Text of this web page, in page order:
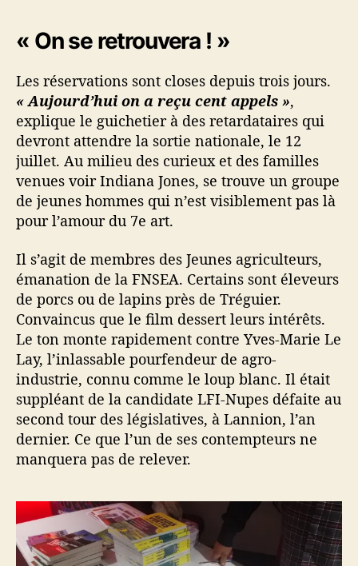
u
i
l
m
«
A
l
s
v
e
r
t
e
s
»
à
L
a
i
n
« On se retrouvera ! »
Les réservations sont closes depuis trois jours.
« Aujourd’hui on a reçu cent appels »,
explique le guichetier à des retardataires qui
devront attendre la sortie nationale, le 12
juillet. Au milieu des curieux et des familles
venues voir Indiana Jones, se trouve un groupe
de jeunes hommes qui n’est visiblement pas là
pour l’amour du 7e art.
Il s’agit de membres des Jeunes agriculteurs,
émanation de la FNSEA. Certains sont éleveurs
de porcs ou de lapins près de Tréguier.
Convaincus que le film dessert leurs intérêts.
Le ton monte rapidement contre Yves-Marie Le
Lay, l’inlassable pourfendeur de agro-
industrie, connu comme le loup blanc. Il était
suppléant de la candidate LFI-Nupes défaite au
second tour des législatives, à Lannion, l’an
dernier. Ce que l’un de ses contempteurs ne
manquera pas de relever.